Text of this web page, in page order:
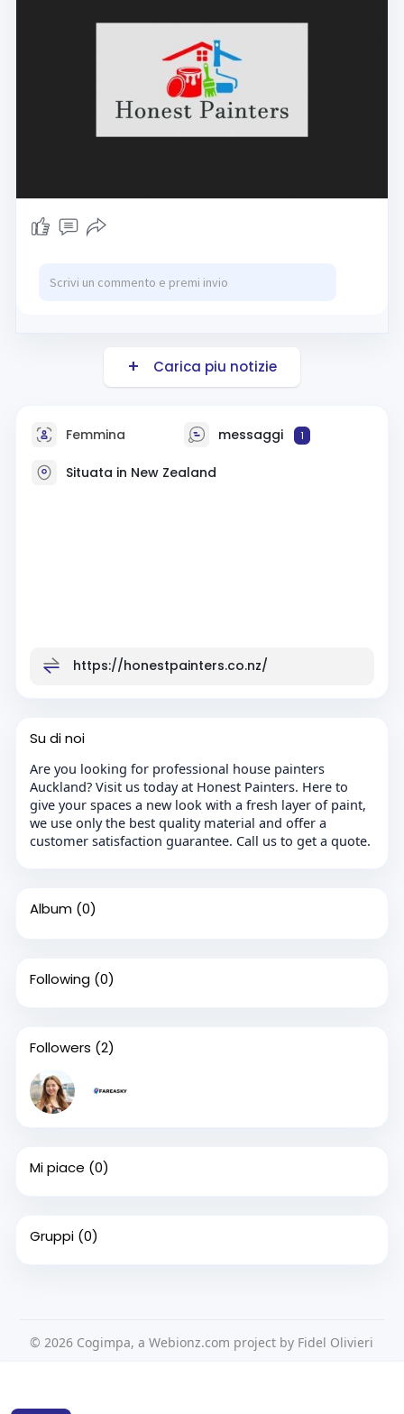
Carica piu notizie
Femmina messaggi 1
Situata in New Zealand
https://honestpainters.co.nz/
Su di noi
Are you looking for professional house painters
Auckland? Visit us today at Honest Painters. Here to
give your spaces a new look with a fresh layer of paint,
we use only the best quality material and offer a
customer satisfaction guarantee. Call us to get a quote.
Album (0)
Following (0)
Followers (2)
Mi piace (0)
Gruppi (0)
© 2026 Cogimpa, a Webionz.com project by Fidel Olivieri